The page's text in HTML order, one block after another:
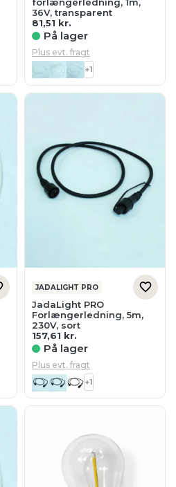
36V, transparent
81,51 kr.
På lager
Plus evt. fragt
+1
JADALIGHT PRO
JadaLight PRO
Forlængerledning, 5m,
230V, sort
157,61 kr.
På lager
Plus evt. fragt
+1